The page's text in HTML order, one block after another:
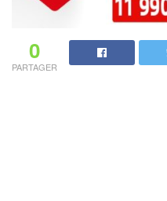
0
PARTAGER